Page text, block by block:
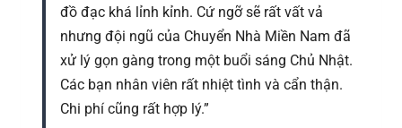
đồ đạc khá lỉnh kỉnh. Cứ ngỡ sẽ rất vất vả
nhưng đội ngũ của Chuyển Nhà Miền Nam đã
xử lý gọn gàng trong một buổi sáng Chủ Nhật.
Các bạn nhân viên rất nhiệt tình và cẩn thận.
Chi phí cũng rất hợp lý.”